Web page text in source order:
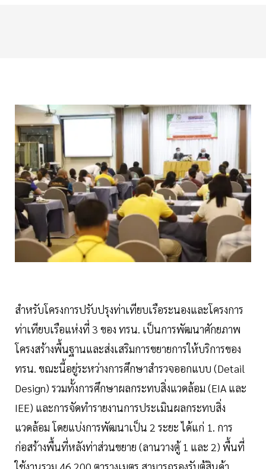
สำหรับโครงการปรับปรุงท่าเทียบเรือระนองและโครงการ
ท่าเทียบเรือแห่งที่ 3 ของ ทรน. เป็นการพัฒนาศักยภาพ
โครงสร้างพื้นฐานและส่งเสริมการขยายการให้บริการของ
ทรน. ขณะนี้อยู่ระหว่างการศึกษาสำรวจออกแบบ (Detail
Design) รวมทั้งการศึกษาผลกระทบสิ่งแวดล้อม (EIA และ
IEE) และการจัดทำรายงานการประเมินผลกระทบสิ่ง
แวดล้อม โดยแบ่งการพัฒนาเป็น 2 ระยะ ได้แก่ 1. การ
ก่อสร้างพื้นที่หลังท่าส่วนขยาย (ลานวางตู้ 1 และ 2) พื้นที่